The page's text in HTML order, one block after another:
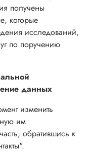
получены
которые
исследований,
по поручению
данных
изменить
им
обратившись к